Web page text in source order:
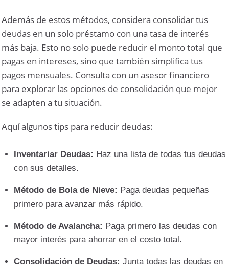
Además de estos métodos, considera consolidar tus
deudas en un solo préstamo con una tasa de interés
más baja. Esto no solo puede reducir el monto total que
pagas en intereses, sino que también simplifica tus
pagos mensuales. Consulta con un asesor financiero
para explorar las opciones de consolidación que mejor
se adapten a tu situación.
Aquí algunos tips para reducir deudas:
Inventariar Deudas: Haz una lista de todas tus deudas
con sus detalles.
Método de Bola de Nieve: Paga deudas pequeñas
primero para avanzar más rápido.
Método de Avalancha: Paga primero las deudas con
mayor interés para ahorrar en el costo total.
Consolidación de Deudas: Junta todas las deudas en